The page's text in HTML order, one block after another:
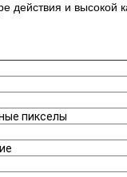
действия и
пикселы